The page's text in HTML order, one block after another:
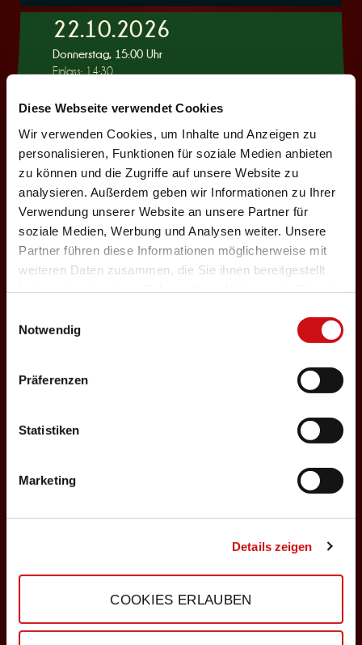
Diese Webseite verwendet Cookies
Wir verwenden Cookies, um Inhalte und Anzeigen zu
personalisieren, Funktionen für soziale Medien anbieten
zu können und die Zugriffe auf unsere Website zu
analysieren. Außerdem geben wir Informationen zu Ihrer
Verwendung unserer Website an unsere Partner für
soziale Medien, Werbung und Analysen weiter. Unsere
Partner führen diese Informationen möglicherweise mit
weiteren Daten zusammen, die Sie ihnen bereitgestellt
Notwendig
Präferenzen
Statistiken
Marketing
Details zeigen
COOKIES ERLAUBEN
22.10.2026
Donnerstag, 15:00 Uhr
Einlass: 14:30
Wie war das mit
Pinocchio?
Auswählen
22.10.2026
Donnerstag, 19:30 Uhr
Einlass: 18:00
Ur-Rumbelstilzje
25.10.2026
Einlass: 16:30
28.10.2026